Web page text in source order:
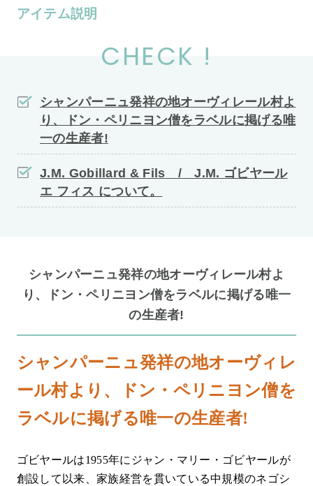
アイテム説明
CHECK !
シャンパーニュ発祥の地オーヴィレール村よ
り、ドン・ペリニヨン僧をラベルに掲げる唯
一の生産者!
J.M. Gobillard & Fils / J.M. ゴビヤール
エ フィス について。
シャンパーニュ発祥の地オーヴィレール村よ
り、ドン・ペリニヨン僧をラベルに掲げる唯一
の生産者!
シャンパーニュ発祥の地オーヴィレ
ール村より、ドン・ペリニヨン僧を
ラベルに掲げる唯一の生産者!
ゴビヤールは1955年にジャン・マリー・ゴビヤールが
創設して以来、家族経営を貫いている中規模のネゴシ